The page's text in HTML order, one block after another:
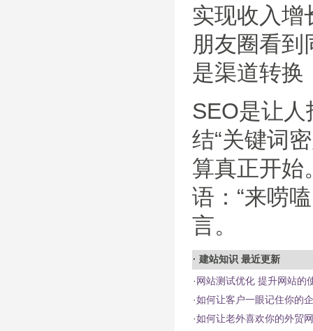
实现收入增
朋友圈看到
是渠道转换
SEO是让
结“关键词
算真正开始
语：“来唠
言。
· 建站知识 最近更新
·网站测试优化 提升网站的
·如何让客户一眼记住你的
·如何让老外喜欢你的外贸